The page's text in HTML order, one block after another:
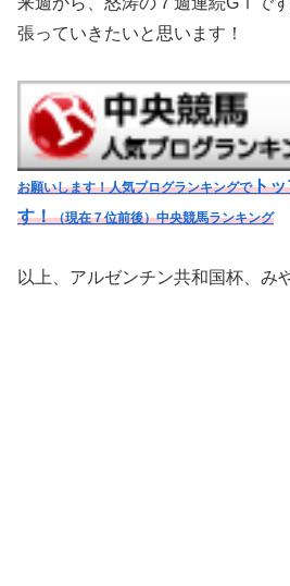
張っていきたいと思います！
お願いします！人気ブログランキングでト
す！（現在７位前後）中央競馬ランキング
以上、アルゼンチン共和国杯、み